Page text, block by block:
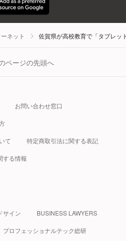
ネット 佐賀県が高校教育で「タブレ
ページの先頭へ
お問い合わせ窓口
て 特定商取引法に関する表記
する情報
サイン BUSINESS LAWYERS
プロフェッショナルテック総研